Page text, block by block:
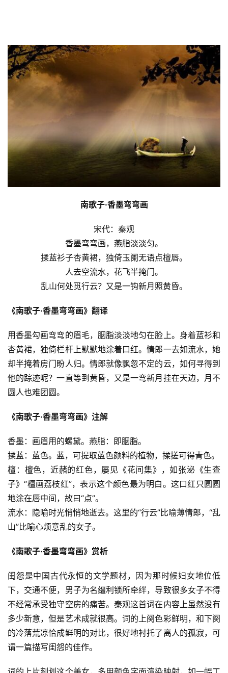
南歌子·香墨弯弯画
宋代：秦观
香墨弯弯画，燕脂淡淡匀。
揉蓝衫子杏黄裙，独倚玉阑无语点檀唇。
人去空流水，花飞半掩门。
乱山何处觅行云？又是一钩新月照黄昏。
《南歌子·香墨弯弯画》翻译
用香墨勾画弯弯的眉毛，胭脂淡淡地匀在脸上。身着蓝衫和
杏黄裙，独倚栏杆上默默地涂着口红。情郎一去如流水，她
却半掩着房门盼人归。情郎就像飘忽不定的云，如何寻得到
他的踪迹呢？一直等到黄昏，又是一弯新月挂在天边，月不
圆人也难团圆。
《南歌子·香墨弯弯画》注解
香墨：画眉用的螺黛。燕脂：即胭脂。
揉蓝：蓝色。蓝，可提取蓝色颜料的植物，揉搓可得青色。
檀：檀色，近赭的红色，屡见《花间集》，如张泌《生查
子》“檀画荔枝红”，表示这个颜色最为明白。这口红只圆圆
地涂在唇中间，故曰“点”。
流水：隐喻时光悄悄地逝去。这里的“行云”比喻薄情郎，“乱
山”比喻心烦意乱的女子。
《南歌子·香墨弯弯画》赏析
闺怨是中国古代永恒的文学题材，因为那时候妇女地位低
下，交通不便，男子为名缰利锁所牵绊，导致很多女子不得
不经常承受独守空房的痛苦。秦观这首词在内容上虽然没有
多少新意，但是艺术成就很高。词的上阕色彩鲜明，和下阕
的冷落荒凉恰成鲜明的对比，很好地衬托了离人的孤寂，可
谓一篇描写闺怨的佳作。